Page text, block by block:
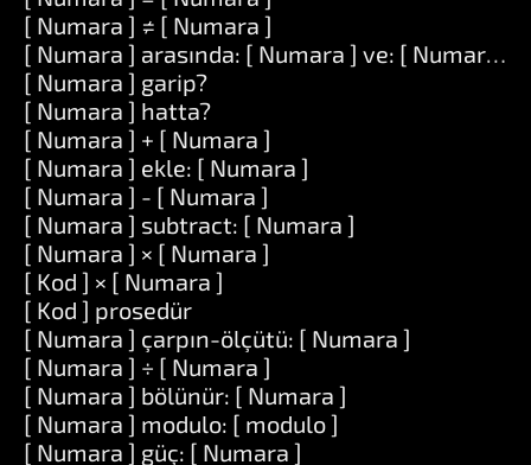
[ Numara ] ≠ [ Numara ]
[ Numara ] arasında: [ Numara ] ve: [ Numara ]
[ Numara ] garip?
[ Numara ] hatta?
[ Numara ] + [ Numara ]
[ Numara ] ekle: [ Numara ]
[ Numara ] - [ Numara ]
[ Numara ] subtract: [ Numara ]
[ Numara ] × [ Numara ]
[ Kod ] × [ Numara ]
[ Kod ] prosedür
[ Numara ] çarpın-ölçütü: [ Numara ]
[ Numara ] ÷ [ Numara ]
[ Numara ] bölünür: [ Numara ]
[ Numara ] modulo: [ modulo ]
[ Numara ] güç: [ Numara ]